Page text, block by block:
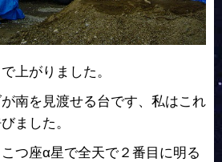
上がりました。
南を見渡せる台です、私はこれ
ました。
つ座α星で全天で２番目に明る